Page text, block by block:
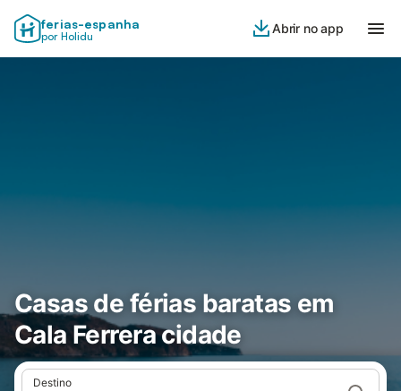
ferias-espanha
por Holidu
Abrir no app
Casas de férias baratas em
Cala Ferrera cidade
Destino